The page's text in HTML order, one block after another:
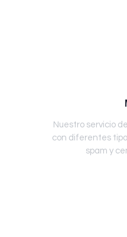
Nuestro servicio
con diferentes
spam y